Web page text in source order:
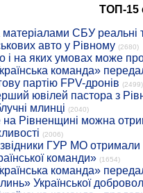
ТОП-15
матеріалами СБУ реальні
авто у Рівному (2680)
і на яких умовах може
команда»
партію FPV-дронів (2499)
ювілей пастора з
млинці (2040)
на Рівненщині можна
(2006)
ГУР МО отримали
команди» (1654)
команда»
Української